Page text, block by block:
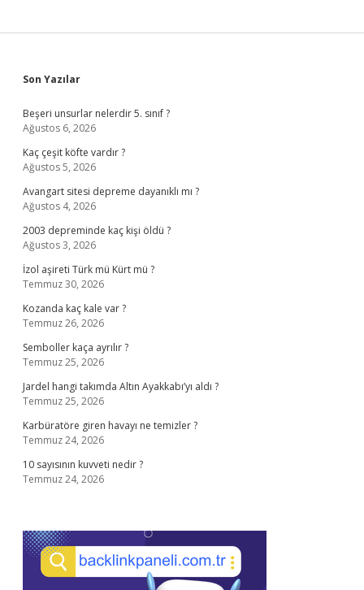
Sidebar
Son Yazılar
Beşeri unsurlar nelerdir 5. sınıf ?
Ağustos 6, 2026
Kaç çeşit köfte vardır ?
Ağustos 5, 2026
Avangart sitesi depreme dayanıklı mı ?
Ağustos 4, 2026
2003 depreminde kaç kişi öldü ?
Ağustos 3, 2026
İzol aşireti Türk mü Kürt mü ?
Temmuz 30, 2026
Kozanda kaç kale var ?
Temmuz 26, 2026
Semboller kaça ayrılır ?
Temmuz 25, 2026
Jardel hangi takımda Altın Ayakkabı’yı aldı ?
Temmuz 25, 2026
Karbüratöre giren havayı ne temizler ?
Temmuz 24, 2026
10 sayısının kuvveti nedir ?
Temmuz 24, 2026